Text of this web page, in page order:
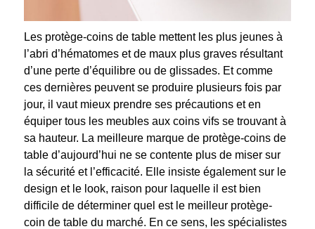
Les protège-coins de table mettent les plus jeunes à
l’abri d’hématomes et de maux plus graves résultant
d’une perte d’équilibre ou de glissades. Et comme
ces dernières peuvent se produire plusieurs fois par
jour, il vaut mieux prendre ses précautions et en
équiper tous les meubles aux coins vifs se trouvant à
sa hauteur. La meilleure marque de protège-coins de
table d’aujourd’hui ne se contente plus de miser sur
la sécurité et l’efficacité. Elle insiste également sur le
design et le look, raison pour laquelle il est bien
difficile de déterminer quel est le meilleur protège-
coin de table du marché. En ce sens, les spécialistes